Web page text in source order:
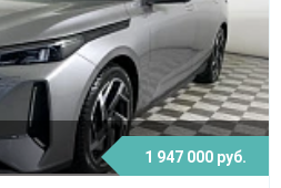
1 947 000 руб.